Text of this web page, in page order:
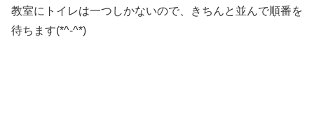
教室にトイレは一つしかないので、きちんと並んで順番を
待ちます(*^-^*)